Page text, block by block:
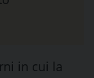
in cui la